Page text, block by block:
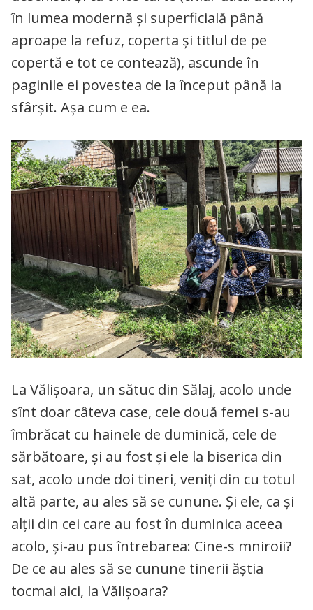
în lumea modernă și superficială până
aproape la refuz, coperta și titlul de pe
copertă e tot ce contează), ascunde în
paginile ei povestea de la început până la
sfârșit. Așa cum e ea.
La Vălișoara, un sătuc din Sălaj, acolo unde
sînt doar câteva case, cele două femei s-au
îmbrăcat cu hainele de duminică, cele de
sărbătoare, și au fost și ele la biserica din
sat, acolo unde doi tineri, veniți din cu totul
altă parte, au ales să se cunune. Și ele, ca și
alții din cei care au fost în duminica aceea
acolo, și-au pus întrebarea: Cine-s mniroii?
De ce au ales să se cunune tinerii ăștia
tocmai aici, la Vălișoara?